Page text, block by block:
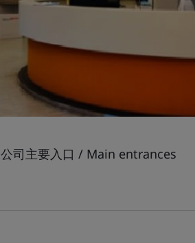
公司主要入口 / Main entrances